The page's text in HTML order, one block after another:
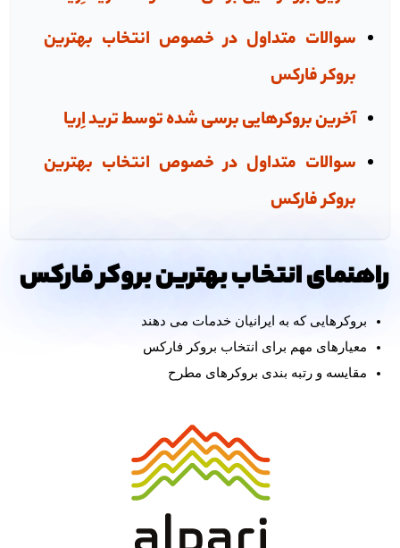
سوالات متداول در خصوص انتخاب بهترین
بروکر فارکس
آخرین بروکرهایی برسی شده توسط ترید اِریا
سوالات متداول در خصوص انتخاب بهترین
بروکر فارکس
راهنمای انتخاب بهترین بروکر فارکس
بروکرهایی که به ایرانیان خدمات می دهند
معیارهای مهم برای انتخاب بروکر فارکس
مقایسه و رتبه بندی بروکرهای مطرح